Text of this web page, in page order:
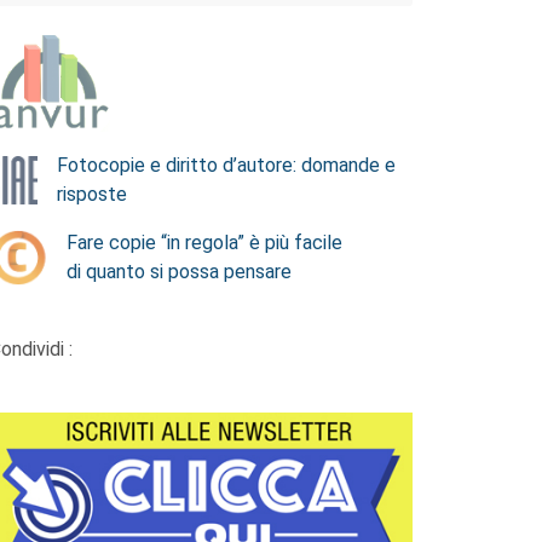
Fotocopie e diritto d’autore: domande e
risposte
Fare copie “in regola” è più facile
di quanto si possa pensare
: